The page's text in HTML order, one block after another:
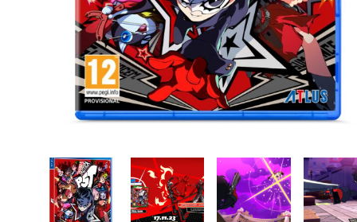
ΟΙΚΙΑΚΕΣ ΣΥΣΚΕΥΕΣ
ΠΡΟΣΩΠΙΚΗ ΦΡΟΝΤΙΔΑ